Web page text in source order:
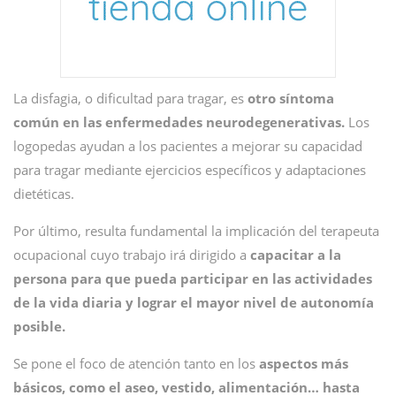
La disfagia, o dificultad para tragar, es otro síntoma
común en las enfermedades neurodegenerativas. Los
logopedas ayudan a los pacientes a mejorar su capacidad
para tragar mediante ejercicios específicos y adaptaciones
dietéticas.
Por último, resulta fundamental la implicación del terapeuta
ocupacional cuyo trabajo irá dirigido a capacitar a la
persona para que pueda participar en las actividades
de la vida diaria y lograr el mayor nivel de autonomía
posible.
Se pone el foco de atención tanto en los aspectos más
básicos, como el aseo, vestido, alimentación… hasta